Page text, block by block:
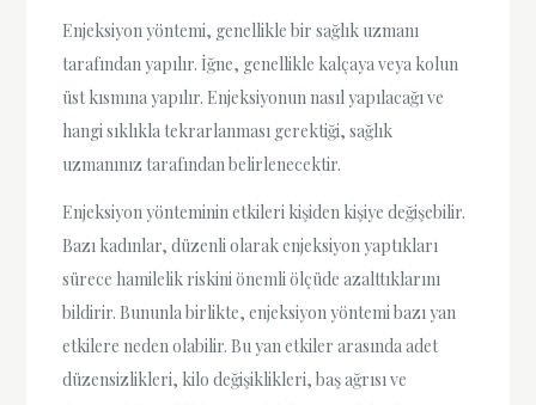
Enjeksiyon yöntemi, genellikle bir sağlık uzmanı
tarafından yapılır. İğne, genellikle kalçaya veya kolun
üst kısmına yapılır. Enjeksiyonun nasıl yapılacağı ve
hangi sıklıkla tekrarlanması gerektiği, sağlık
uzmanınız tarafından belirlenecektir.
Enjeksiyon yönteminin etkileri kişiden kişiye değişebilir.
Bazı kadınlar, düzenli olarak enjeksiyon yaptıkları
sürece hamilelik riskini önemli ölçüde azalttıklarını
bildirir. Bununla birlikte, enjeksiyon yöntemi bazı yan
etkilere neden olabilir. Bu yan etkiler arasında adet
düzensizlikleri, kilo değişiklikleri, baş ağrısı ve